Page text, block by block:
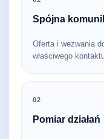
Spójna
Oferta i wezwania
właściwego
02
Pomiar działań